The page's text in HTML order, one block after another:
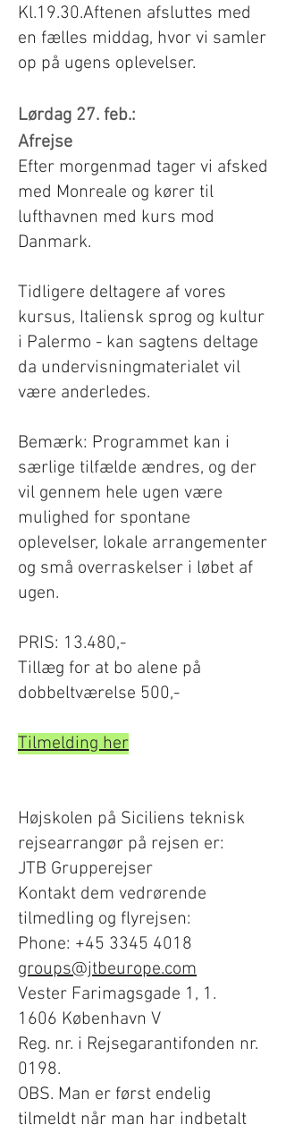
Kl.19.30.Aftenen afsluttes med
en fælles middag, hvor vi samler
op på ugens oplevelser.
Lørdag 27. feb.:
Afrejse
Efter morgenmad tager vi afsked
med Monreale og kører til
lufthavnen med kurs mod
Danmark.
​Tidligere deltagere af vores
kursus, Italiensk sprog og kultur
i Palermo - kan sagtens deltage
da undervisningmaterialet vil
være anderledes.
Bemærk: Programmet kan i
særlige tilfælde ændres, og der
vil gennem hele ugen være
mulighed for spontane
oplevelser, lokale arrangementer
og små overraskelser i løbet af
ugen.
PRIS: 13.480,-
Tillæg for at bo alene på
dobbeltværelse 500,-
Tilmelding her
Højskolen på Siciliens teknisk
rejsearrangør på rejsen er:
​​JTB Grupperejser
Kontakt dem vedrørende
tilmedling og flyrejsen:
Phone: +45 3345 4018
groups@jtbeurope.com
Vester Farimagsgade 1, 1.
1606 København V
Reg. nr. i Rejsegarantifonden nr.
0198.
OBS. Man er først endelig
tilmeldt når man har indbetalt